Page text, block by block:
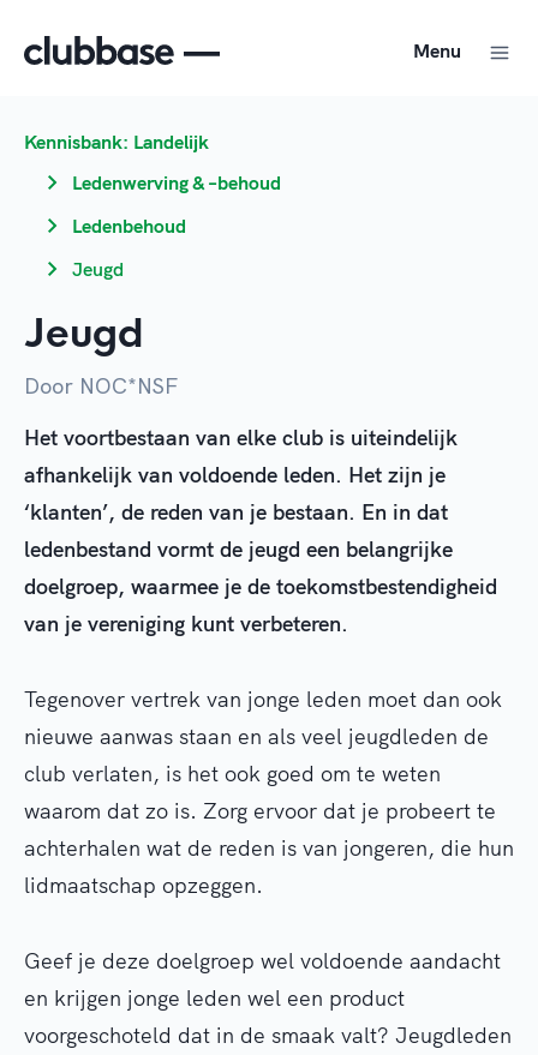
Menu
Kennisbank: Landelijk
Ledenwerving & –behoud
Ledenbehoud
Jeugd
Jeugd
Door NOC*NSF
Het voortbestaan van elke club is uiteindelijk
afhankelijk van voldoende leden. Het zijn je
‘klanten’, de reden van je bestaan. En in dat
ledenbestand vormt de jeugd een belangrijke
doelgroep, waarmee je de toekomstbestendigheid
van je vereniging kunt verbeteren.
Tegenover vertrek van jonge leden moet dan ook
nieuwe aanwas staan en als veel jeugdleden de
club verlaten, is het ook goed om te weten
waarom dat zo is. Zorg ervoor dat je probeert te
achterhalen wat de reden is van jongeren, die hun
lidmaatschap opzeggen.
Geef je deze doelgroep wel voldoende aandacht
en krijgen jonge leden wel een product
voorgeschoteld dat in de smaak valt? Jeugdleden